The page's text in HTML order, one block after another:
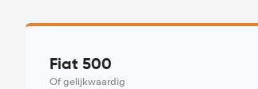
Fiat 500
Of gelijkwaardig